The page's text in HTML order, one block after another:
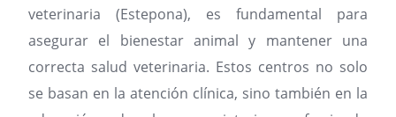
veterinaria (Estepona), es fundamental para
asegurar el bienestar animal y mantener una
correcta salud veterinaria. Estos centros no solo
se basan en la atención clínica, sino también en la